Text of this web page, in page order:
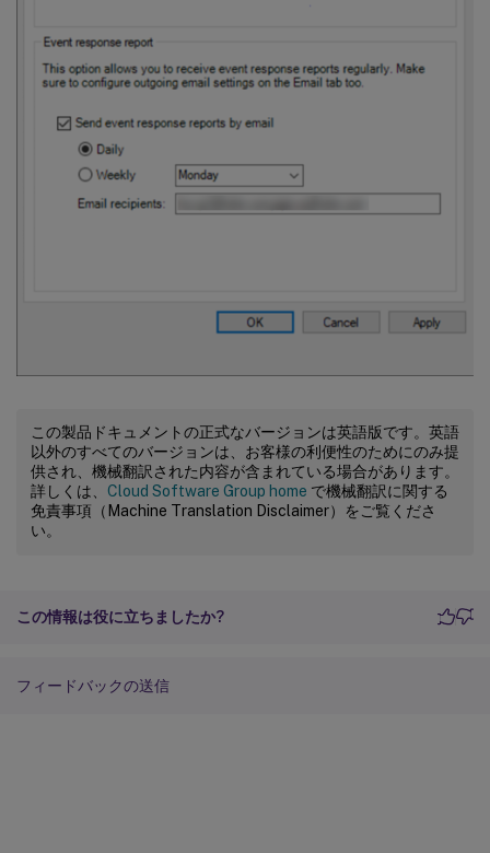
この製品ドキュメントの正式なバージョンは英語版です。英語
以外のすべてのバージョンは、お客様の利便性のためにのみ提
供され、機械翻訳された内容が含まれている場合があります。
詳しくは、 Cloud Software Group home で機械翻訳に関する
免責事項（Machine Translation Disclaimer）をご覧くださ
い。
この情報は役に立ちましたか?
フィードバックの送信